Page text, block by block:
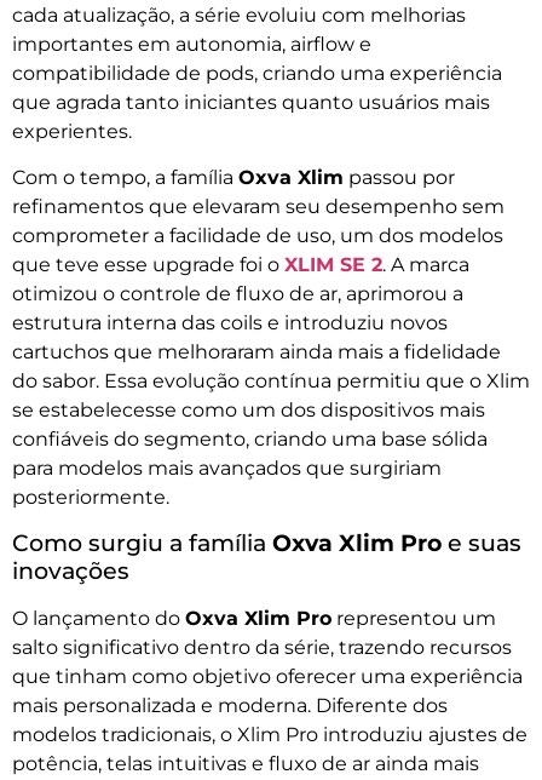
cada atualização, a série evoluiu com melhorias
importantes em autonomia, airflow e
compatibilidade de pods, criando uma experiência
que agrada tanto iniciantes quanto usuários mais
experientes.
Com o tempo, a família Oxva Xlim passou por
refinamentos que elevaram seu desempenho sem
comprometer a facilidade de uso, um dos modelos
que teve esse upgrade foi o XLIM SE 2. A marca
otimizou o controle de fluxo de ar, aprimorou a
estrutura interna das coils e introduziu novos
cartuchos que melhoraram ainda mais a fidelidade
do sabor. Essa evolução contínua permitiu que o Xlim
se estabelecesse como um dos dispositivos mais
confiáveis do segmento, criando uma base sólida
para modelos mais avançados que surgiriam
posteriormente.
Como surgiu a família Oxva Xlim Pro e suas
inovações
O lançamento do Oxva Xlim Pro representou um
salto significativo dentro da série, trazendo recursos
que tinham como objetivo oferecer uma experiência
mais personalizada e moderna. Diferente dos
modelos tradicionais, o Xlim Pro introduziu ajustes de
potência, telas intuitivas e fluxo de ar ainda mais